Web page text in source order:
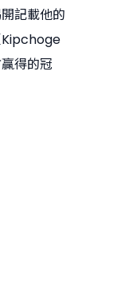
記載他的
Kipchoge
得的冠